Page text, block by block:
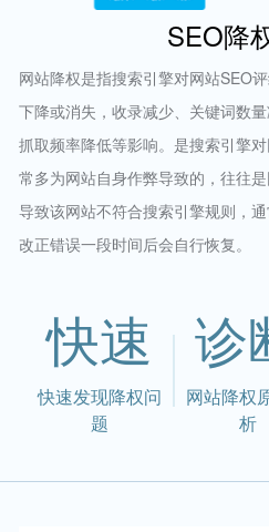
SEO降
网站降权是指搜索引擎对网站SEO
下降或消失，收录减少、关键词数
抓取频率降低等影响。是搜索引擎
常多为网站自身作弊导致的，往往
导致该网站不符合搜索引擎规则，
改正错误一段时间后会自行恢复。
快速
快速发现降权问
题
诊
网站降权
析